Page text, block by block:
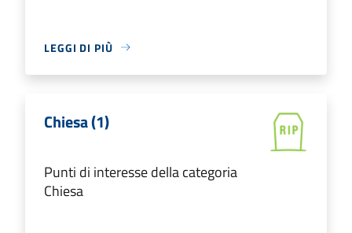
LEGGI DI PIÙ
Chiesa (1)
Punti di interesse della categoria
Chiesa